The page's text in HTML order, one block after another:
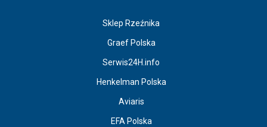
Sklep Rzeźnika
Graef Polska
Serwis24H.info
Henkelman Polska
Aviaris
EFA Polska